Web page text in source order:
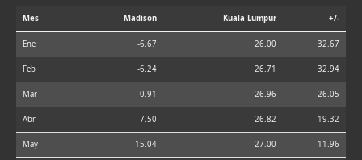
Mes Madison Kuala Lumpur +/-
Ene -6.67 26.00 32.67
Feb -6.24 26.71 32.94
Mar 0.91 26.96 26.05
Abr 7.50 26.82 19.32
May 15.04 27.00 11.96